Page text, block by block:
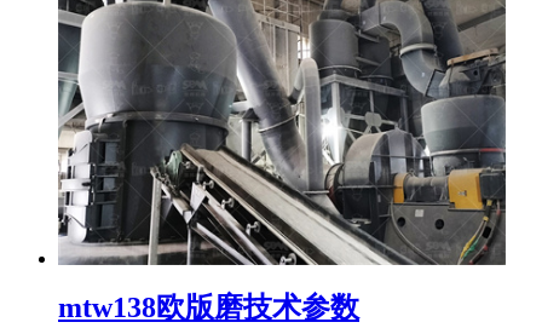
mtw138欧版磨技术参数